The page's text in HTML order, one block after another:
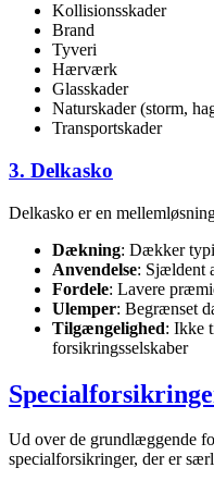
Kollisionsskader
Brand
Tyveri
Hærværk
Glasskader
Naturskader (storm,
Transportskader
3. Delkasko
Delkasko er en
Dækning: Dækker
Anvendelse: Sjældent
Fordele: Lavere
Ulemper: Begrænset
Tilgængelighed: Ikke
forsikringsselskaber
Ud over de grundlæggende
specialforsikringer, der er